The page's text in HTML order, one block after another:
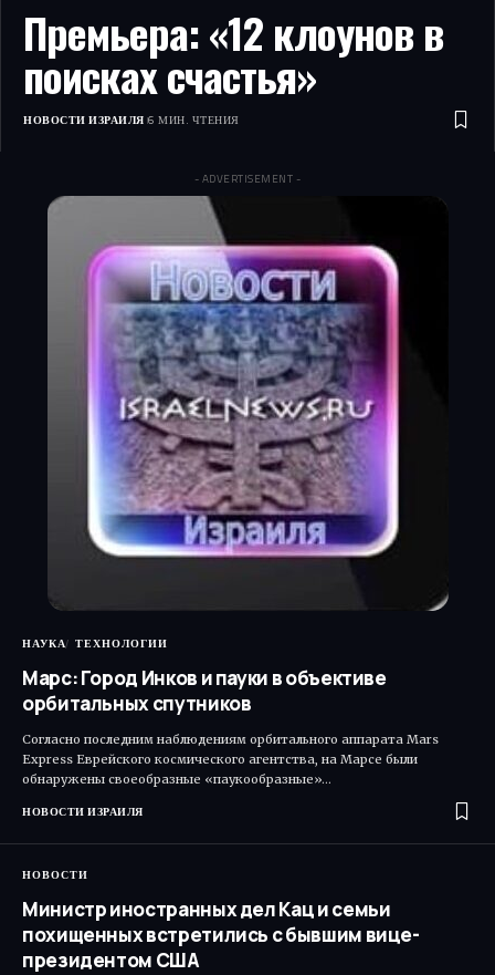
Премьера: «12 клоунов в
поисках счастья»
НОВОСТИ ИЗРАИЛЯ 6 МИН. ЧТЕНИЯ
- ADVERTISEMENT -
НАУКА ТЕХНОЛОГИИ
Марс: Город Инков и пауки в объективе
орбитальных спутников
Согласно последним наблюдениям орбитального аппарата Mars
Express Еврейского космического агентства, на Марсе были
обнаружены своеобразные «паукообразные»…
НОВОСТИ ИЗРАИЛЯ
НОВОСТИ
Министр иностранных дел Кац и семьи
похищенных встретились с бывшим вице-
президентом США